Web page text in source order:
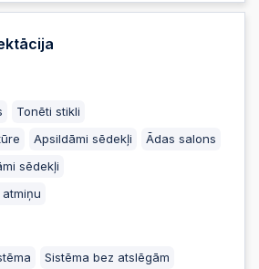
Tonēti stikli
Apsildāmi sēdekļi
Ādas salons
sēdekļi
Sistēma bez atslēgām